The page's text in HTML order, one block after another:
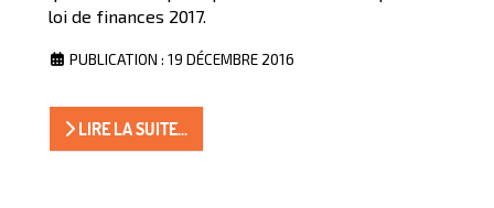
loi de finances 2017.
PUBLICATION : 19 DÉCEMBRE 2016
LIRE LA SUITE...